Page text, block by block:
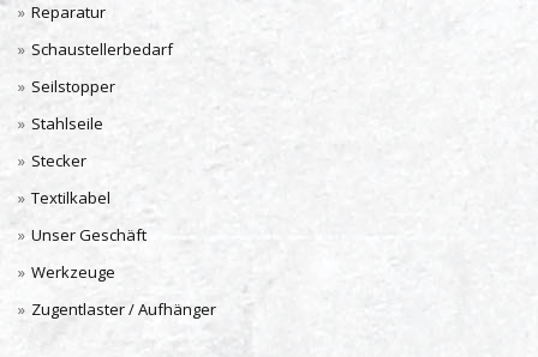
Reparatur
Schaustellerbedarf
Seilstopper
Stahlseile
Stecker
Textilkabel
Unser Geschäft
Werkzeuge
Zugentlaster / Aufhänger